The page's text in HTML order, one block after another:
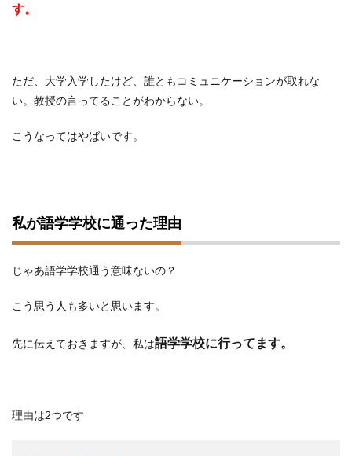
す。
ただ、大学入学したけど、誰ともコミュニケーションが取れな
い。教授の言ってることがわからない。
こうなってはやばいです。
私が語学学校に通った理由
じゃあ語学学校通う意味ないの？
こう思う人も多いと思います。
先に伝えておきますが、私は語学学校に行ってます。
理由は2つです